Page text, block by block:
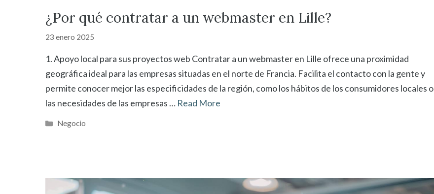
¿Por qué contratar a un webmaster en Lille?
23 enero 2025
1. Apoyo local para sus proyectos web Contratar a un webmaster en Lille ofrece una proximidad
geográfica ideal para las empresas situadas en el norte de Francia. Facilita el contacto con la gente y
permite conocer mejor las especificidades de la región, como los hábitos de los consumidores locales o
las necesidades de las empresas … Read More
Categorías
Negocio